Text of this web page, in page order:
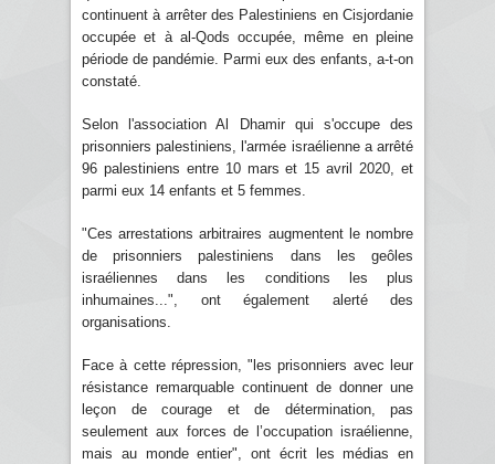
continuent à arrêter des Palestiniens en Cisjordanie
occupée et à al-Qods occupée, même en pleine
période de pandémie. Parmi eux des enfants, a-t-on
constaté.
Selon l'association Al Dhamir qui s'occupe des
prisonniers palestiniens, l'armée israélienne a arrêté
96 palestiniens entre 10 mars et 15 avril 2020, et
parmi eux 14 enfants et 5 femmes.
"Ces arrestations arbitraires augmentent le nombre
de prisonniers palestiniens dans les geôles
israéliennes dans les conditions les plus
inhumaines...", ont également alerté des
organisations.
Face à cette répression, "les prisonniers avec leur
résistance remarquable continuent de donner une
leçon de courage et de détermination, pas
seulement aux forces de l’occupation israélienne,
mais au monde entier", ont écrit les médias en